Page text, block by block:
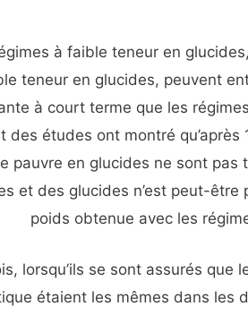
à faible teneur en
teneur en glucides, peuvent
à court terme que les
des études ont montré qu’après
pauvre en glucides ne sont
et des glucides n’est peut-
poids obtenue avec les
lorsqu’ils se sont assurés que
étaient les mêmes dans les